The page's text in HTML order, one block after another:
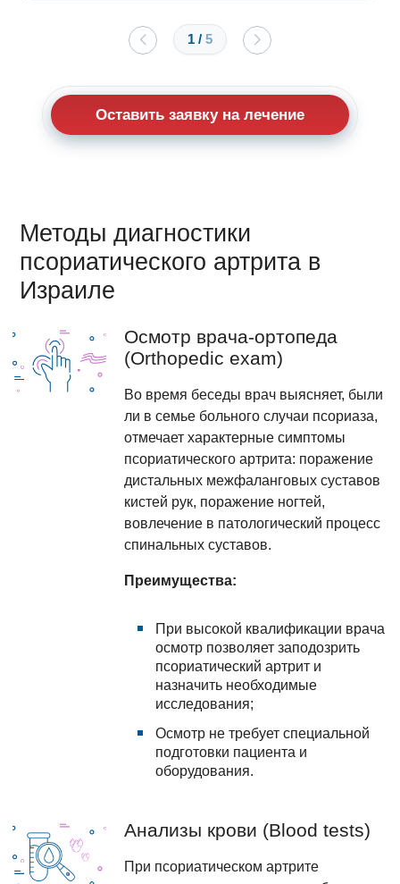
1 / 5
Оставить заявку на лечение
Методы диагностики
псориатического артрита в
Израиле
Осмотр врача-ортопеда
(Orthopedic exam)
Во время беседы врач выясняет, были
ли в семье больного случаи псориаза,
отмечает характерные симптомы
псориатического артрита: поражение
дистальных межфаланговых суставов
кистей рук, поражение ногтей,
вовлечение в патологический процесс
спинальных суставов.
Преимущества:
При высокой квалификации врача
осмотр позволяет заподозрить
псориатический артрит и
назначить необходимые
исследования;
Осмотр не требует специальной
подготовки пациента и
оборудования.
Анализы крови (Blood tests)
При псориатическом артрите